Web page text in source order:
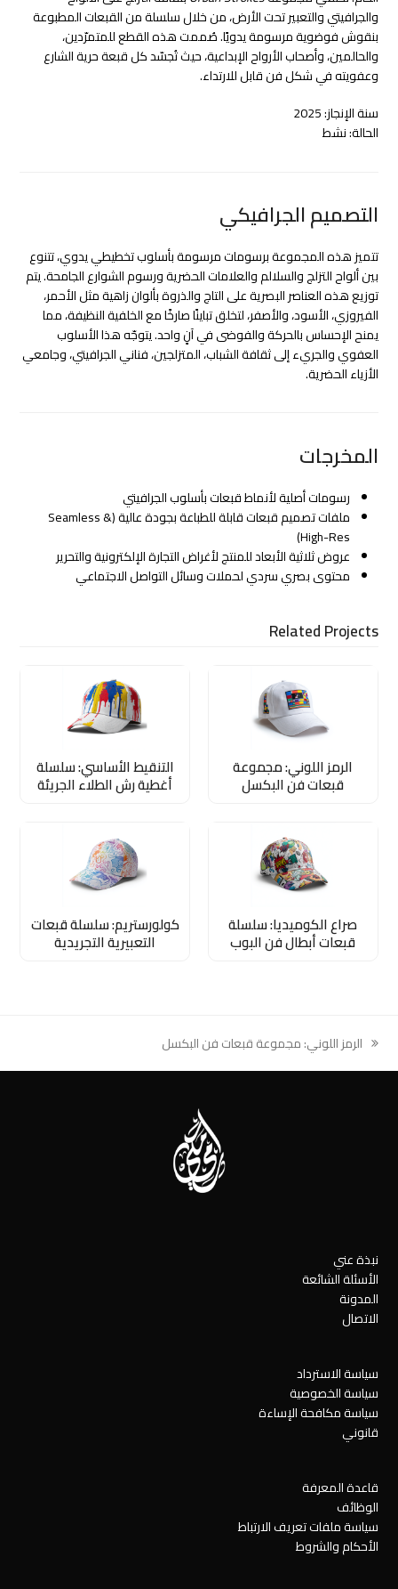
والجرافيتي والتعبير تحت الأرض، من خلال سلسلة من القبعات المطبوعة
بنقوش فوضوية مرسومة يدويًا. صُممت هذه القطع للمتمرّدين،
والحالمين، وأصحاب الأرواح الإبداعية، حيث تُجسّد كل قبعة حرية الشارع
وعفويته في شكل فن قابل للارتداء.
سنة الإنجاز: 2025
الحالة: نشط
التصميم الجرافيكي
تتميز هذه المجموعة برسومات مرسومة بأسلوب تخطيطي يدوي، تتنوع
بين ألواح التزلج والسلالم والعلامات الحضرية ورسوم الشوارع الجامحة. يتم
توزيع هذه العناصر البصرية على التاج والذروة بألوان زاهية مثل الأحمر،
الفيروزي، الأسود، والأصفر، لتخلق تباينًا صارخًا مع الخلفية النظيفة، مما
يمنح الإحساس بالحركة والفوضى في آنٍ واحد. يتوجّه هذا الأسلوب
العفوي والجريء إلى ثقافة الشباب، المتزلجين، فناني الجرافيتي، وجامعي
الأزياء الحضرية.
المخرجات
رسومات أصلية لأنماط قبعات بأسلوب الجرافيتي
ملفات تصميم قبعات قابلة للطباعة بجودة عالية (Seamless &
High-Res)
عروض ثلاثية الأبعاد للمنتج لأغراض التجارة الإلكترونية والتحرير
محتوى بصري سردي لحملات وسائل التواصل الاجتماعي
Related Projects
الرمز اللوني: مجموعة
قبعات فن البكسل
التنقيط الأساسي: سلسلة
أغطية رش الطلاء الجريئة
صراع الكوميديا: سلسلة
قبعات أبطال فن البوب
كولورستريم: سلسلة قبعات
التعبيرية التجريدية
previous
post:
الرمز اللوني: مجموعة قبعات فن البكسل
نبذة عني
الأسئلة الشائعة
المدونة
الاتصال
سياسة الاسترداد
سياسة الخصوصية
سياسة مكافحة الإساءة
قانوني
قاعدة المعرفة
الوظائف
سياسة ملفات تعريف الارتباط
الأحكام والشروط